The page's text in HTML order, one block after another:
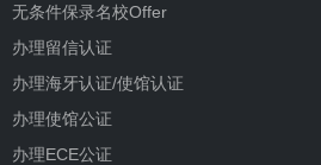
无条件保录名校Offer
办理留信认证
办理海牙认证/使馆认证
办理使馆公证
办理ECE公证